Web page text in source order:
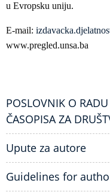
u Evropsku uniju.
E-mail:
www.pregled.unsa.ba
POSLOVNIK O RADU
ČASOPISA ZA
Upute za autore
Guidelines for